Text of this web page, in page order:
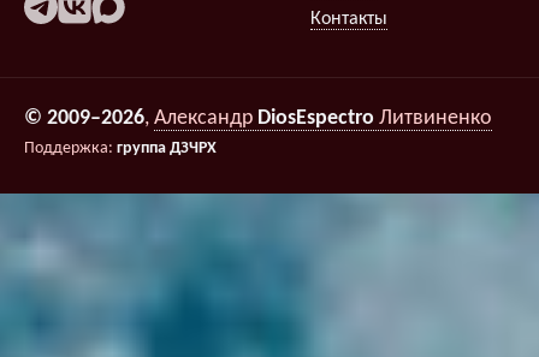
Контакты
© 2009–2026, Александр DiosEspectro Литвиненко
Поддержка: группа ДЗЧРХ